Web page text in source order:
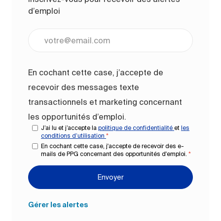
d’emploi
En cochant cette case, j’accepte de
recevoir des messages texte
transactionnels et marketing concernant
les opportunités d’emploi.
J’ai lu et j’accepte la politique de confidentialité et les
conditions d’utilisation *
En cochant cette case, j'accepte de recevoir des e-
mails de PPG concernant des opportunités d'emploi. *
Envoyer
Gérer les alertes